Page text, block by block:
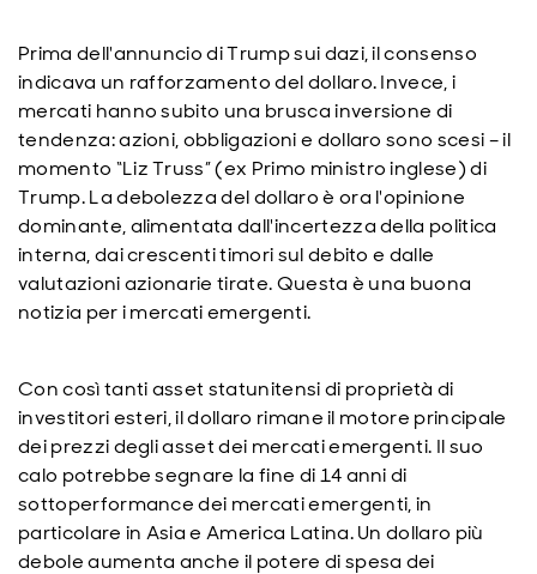
Prima dell'annuncio di Trump sui dazi, il consenso
indicava un rafforzamento del dollaro. Invece, i
mercati hanno subito una brusca inversione di
tendenza: azioni, obbligazioni e dollaro sono scesi – il
momento “Liz Truss” (ex Primo ministro inglese) di
Trump. La debolezza del dollaro è ora l'opinione
dominante, alimentata dall'incertezza della politica
interna, dai crescenti timori sul debito e dalle
valutazioni azionarie tirate. Questa è una buona
notizia per i mercati emergenti.
Con così tanti asset statunitensi di proprietà di
investitori esteri, il dollaro rimane il motore principale
dei prezzi degli asset dei mercati emergenti. Il suo
calo potrebbe segnare la fine di 14 anni di
sottoperformance dei mercati emergenti, in
particolare in Asia e America Latina. Un dollaro più
debole aumenta anche il potere di spesa dei